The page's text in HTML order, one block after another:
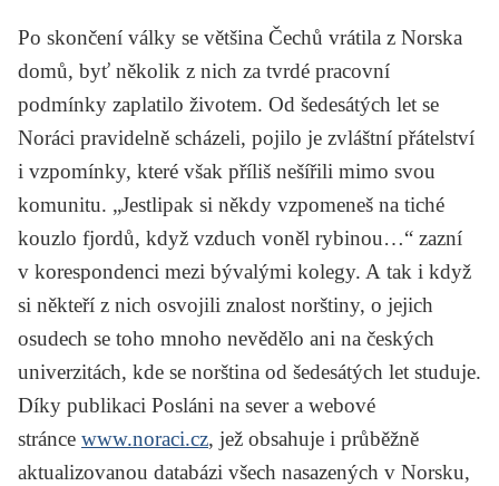
Po skončení války se většina Čechů vrátila z Norska
domů, byť několik z nich za tvrdé pracovní
podmínky zaplatilo životem. Od šedesátých let se
Noráci pravidelně scházeli, pojilo je zvláštní přátelství
i vzpomínky, které však příliš nešířili mimo svou
komunitu. „Jestlipak si někdy vzpomeneš na tiché
kouzlo fjordů, když vzduch voněl rybinou…“ zazní
v korespondenci mezi bývalými kolegy. A tak i když
si někteří z nich osvojili znalost norštiny, o jejich
osudech se toho mnoho nevědělo ani na českých
univerzitách, kde se norština od šedesátých let studuje.
Díky publikaci Posláni na severa webové
stránce www.noraci.cz, jež obsahuje i průběžně
aktualizovanou databázi všech nasazených v Norsku,